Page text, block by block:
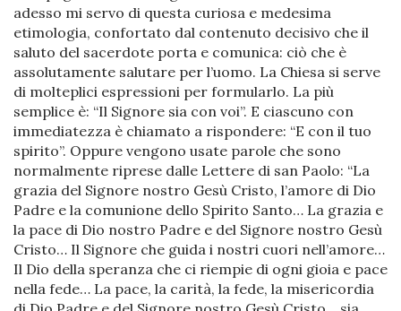
adesso mi servo di questa curiosa e medesima
etimologia, confortato dal contenuto decisivo che il
saluto del sacerdote porta e comunica: ciò che è
assolutamente salutare per l’uomo. La Chiesa si serve
di molteplici espressioni per formularlo. La più
semplice è: “Il Signore sia con voi”. E ciascuno con
immediatezza è chiamato a rispondere: “E con il tuo
spirito”. Oppure vengono usate parole che sono
normalmente riprese dalle Lettere di san Paolo: “La
grazia del Signore nostro Gesù Cristo, l’amore di Dio
Padre e la comunione dello Spirito Santo… La grazia e
la pace di Dio nostro Padre e del Signore nostro Gesù
Cristo… Il Signore che guida i nostri cuori nell’amore…
Il Dio della speranza che ci riempie di ogni gioia e pace
nella fede… La pace, la carità, la fede, la misericordia